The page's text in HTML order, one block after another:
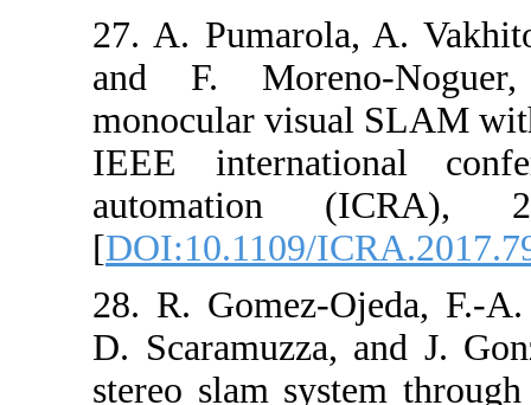
27. A.
and F.
monocular
IEEE
[DOI:10.1109/
28. R.
D.
stereo slam